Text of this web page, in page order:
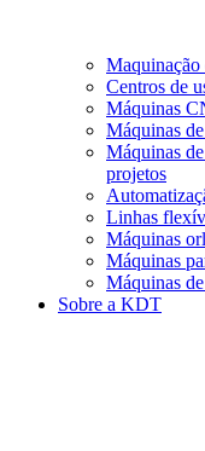
Maquinação
Centros de
Máquinas
Máquinas
Máquinas
projetos
Linhas
Máquinas
Máquinas
Máquinas
Sobre a KDT